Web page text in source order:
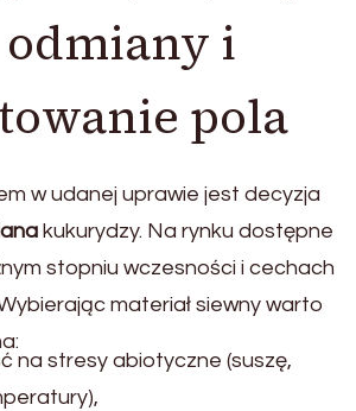
i
pola
w udanej uprawie jest decyzja
kukurydzy. Na rynku dostępne
stopniu wczesności i cechach
materiał siewny warto
na stresy abiotyczne (suszę,